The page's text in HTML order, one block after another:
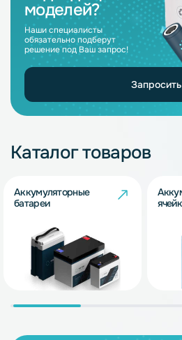
моделей?
Наши специалисты
обязательно подберут
решение под Ваш запрос!
Запросить
Каталог товаров
Аккумуляторные
батареи